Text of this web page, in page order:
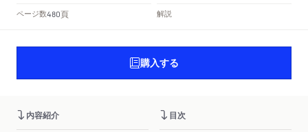
ページ数480頁 解説
購入する
内容紹介 目次